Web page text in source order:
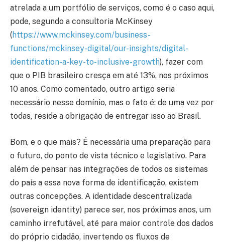
atrelada a um portfólio de serviços, como é o caso aqui,
pode, segundo a consultoria McKinsey
(https://www.mckinsey.com/business-
functions/mckinsey-digital/our-insights/digital-
identification-a-key-to-inclusive-growth), fazer com
que o PIB brasileiro cresça em até 13%, nos próximos
10 anos. Como comentado, outro artigo seria
necessário nesse domínio, mas o fato é: de uma vez por
todas, reside a obrigação de entregar isso ao Brasil.
Bom, e o que mais? É necessária uma preparação para
o futuro, do ponto de vista técnico e legislativo. Para
além de pensar nas integrações de todos os sistemas
do país a essa nova forma de identificação, existem
outras concepções. A identidade descentralizada
(sovereign identity) parece ser, nos próximos anos, um
caminho irrefutável, até para maior controle dos dados
do próprio cidadão, invertendo os fluxos de